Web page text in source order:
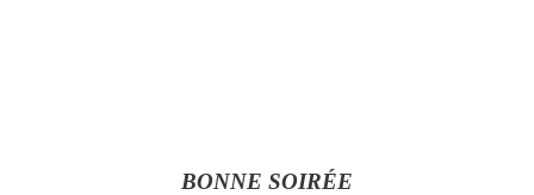
BONNE SOIRÉE